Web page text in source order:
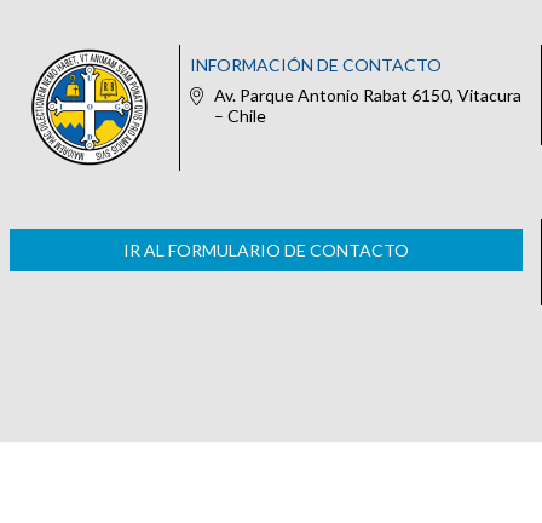
INFORMACIÓN DE CONTACTO
Av. Parque Antonio Rabat 6150, Vitacura
– Chile
IR AL FORMULARIO DE CONTACTO